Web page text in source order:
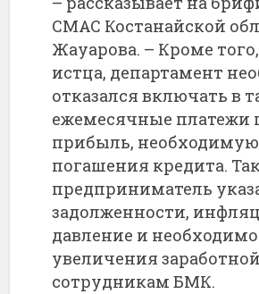
СМАС Костанайской
Жауарова. – Кроме
истца, департамент
отказался включать в
ежемесячные платежи
прибыль,
погашения кредита.
предприниматель
задолженности,
давление и
увеличения
сотрудникам БМК.